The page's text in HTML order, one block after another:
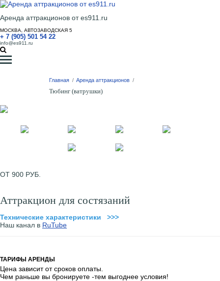
Аренда аттракционов от es911.ru
МОСКВА, АВТОЗАВОДСКАЯ 5
+ 7 (905) 501 54 22
info@es911.ru
Главная / Аренда аттракционов /
Тюбинг (ватрушки)
ОТ 900 РУБ.
Аттракцион для состязаний
Технические характеристики >>>
Наш канал в RuTube
ТАРИФЫ АРЕНДЫ
Цена зависит от сроков оплаты.
Чем раньше вы бронируете -тем выгоднее условия!